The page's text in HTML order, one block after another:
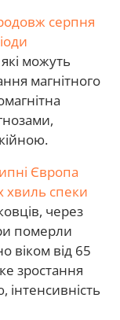
серпня
які можуть
магнітного
Європа
хвиль спеки
через
померли
віком від 65
зростання